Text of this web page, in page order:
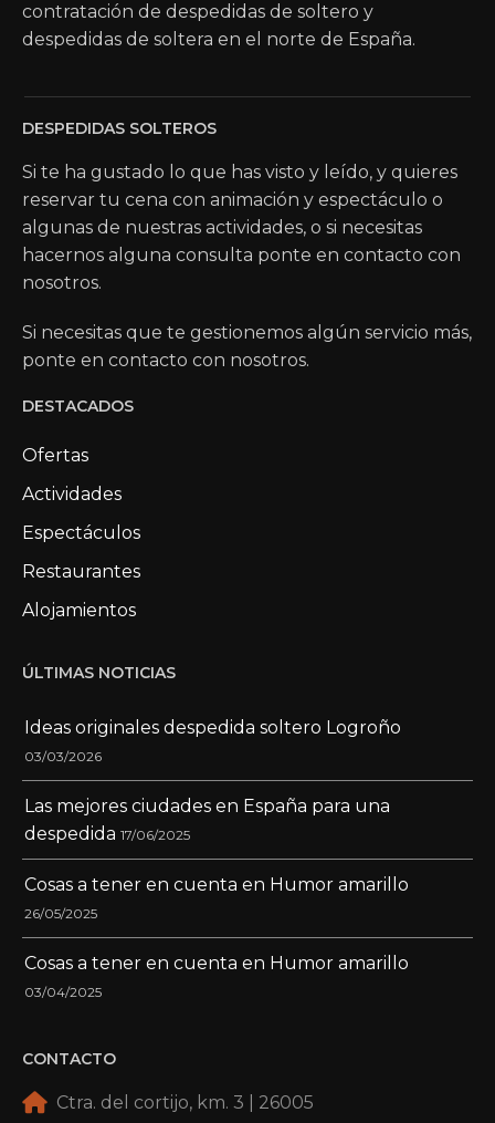
contratación de despedidas de soltero y
despedidas de soltera en el norte de España.
DESPEDIDAS SOLTEROS
Si te ha gustado lo que has visto y leído, y quieres
reservar tu cena con animación y espectáculo o
algunas de nuestras actividades, o si necesitas
hacernos alguna consulta ponte en contacto con
nosotros.
Si necesitas que te gestionemos algún servicio más,
ponte en contacto con nosotros.
DESTACADOS
Ofertas
Actividades
Espectáculos
Restaurantes
Alojamientos
ÚLTIMAS NOTICIAS
Ideas originales despedida soltero Logroño
03/03/2026
Las mejores ciudades en España para una
despedida 17/06/2025
Cosas a tener en cuenta en Humor amarillo
26/05/2025
Cosas a tener en cuenta en Humor amarillo
03/04/2025
CONTACTO
Ctra. del cortijo, km. 3 | 26005